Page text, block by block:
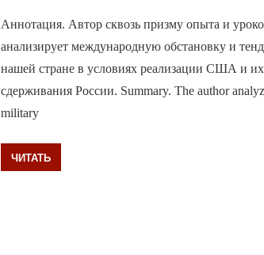
Аннотация. Автор сквозь призму опыта и
анализирует международную обстановку и
нашей стране в условиях реализации США и
сдерживания России. Summary. The author
military
ЧИТАТЬ